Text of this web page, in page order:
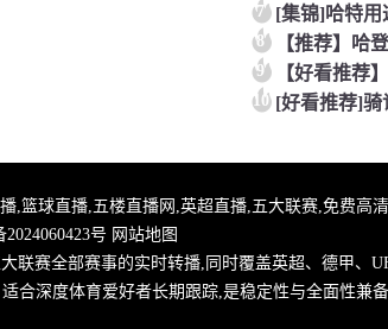
7
8
9
10
,篮球直播,五楼直播网,英超直播,五大联赛,免费高
2024060423号 网站地图
联赛全部赛事的实时转播,同时覆盖英超、德甲、
深度体育爱好者长期跟踪,是稳定性与全面性兼